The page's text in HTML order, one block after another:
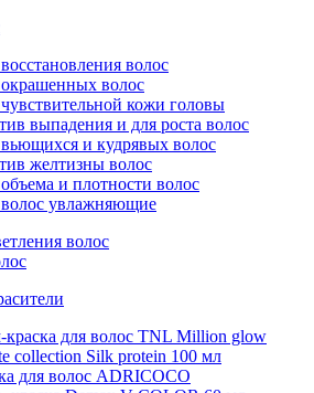
волос
волос
кожи головы
выпадения и для роста волос
и кудрявых волос
желтизны волос
и плотности волос
увлажняющие
волос
для волос TNL Million glow
collection Silk protein 100 мл
для волос ADRICOCO